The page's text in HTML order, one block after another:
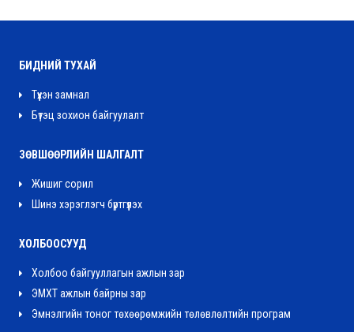
БИДНИЙ ТУХАЙ
Түүхэн замнал
Бүтэц зохион байгуулалт
ЗӨВШӨӨРЛИЙН ШАЛГАЛТ
Жишиг сорил
Шинэ хэрэглэгч бүртгүүлэх
ХОЛБООСУУД
Холбоо байгууллагын ажлын зар
ЭМХТ ажлын байрны зар
Эмнэлгийн тоног төхөөрөмжийн төлөвлөлтийн програм